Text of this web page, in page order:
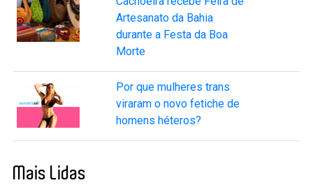
Artesanato da Bahia
durante a Festa da Boa
Morte
Por que mulheres trans
viraram o novo fetiche de
homens héteros?
Mais Lidas